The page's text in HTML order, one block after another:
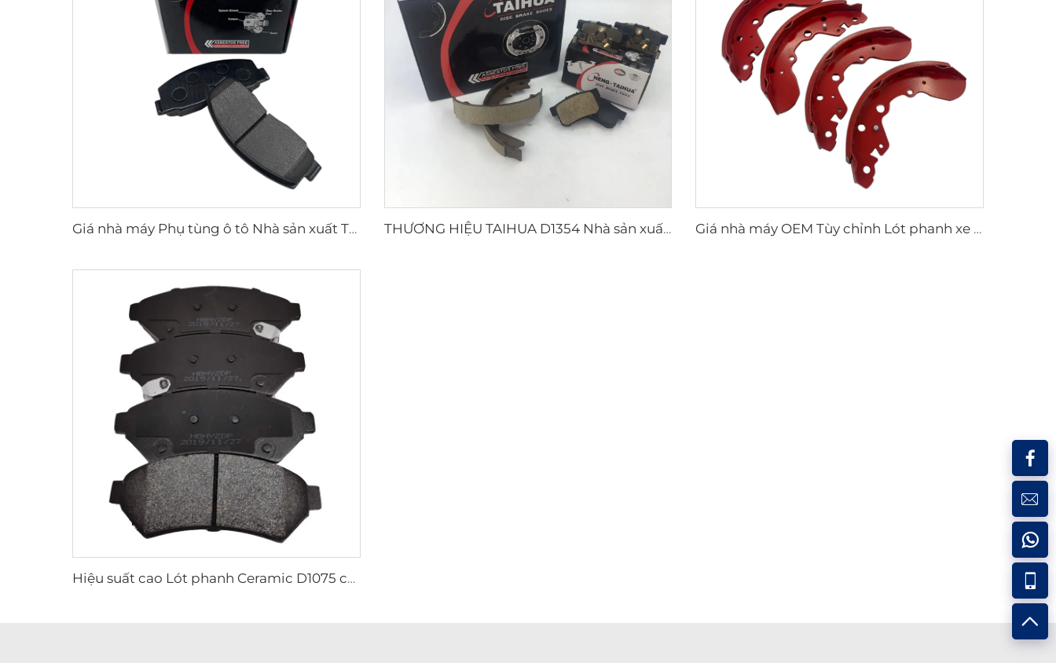
Giá nhà máy Phụ tùng ô tô Nhà sản xuất Tấm đỡ Đệm phanh đĩa D2026 cho xe Nhật Bản THƯƠNG HIỆU TAIHUA D1354 Nhà sản xuất Lót phanh Ceramic cho xe hơi Giá nhà máy OEM Tùy chỉnh Lót phanh xe tải bán tải Phanh trống Giày phanh cho xe coast SUZUKI
Hiệu suất cao Lót phanh Ceramic D1075 cho xe PONTIAC